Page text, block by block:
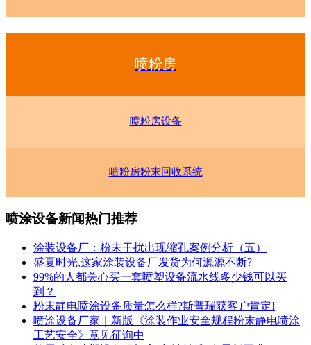
喷粉房
喷粉房设备
喷粉房粉末回收系统
喷涂设备新闻热门推荐
涂装设备厂：粉末干扰出现缩孔案例分析（五）
盛夏时光,这家涂装设备厂发货为何源源不断?
99%的人都关心买一套喷塑设备流水线多少钱可以买
到？
粉末静电喷涂设备质量怎么样?斯普瑞获客户肯定!
喷涂设备厂家｜新版《涂装作业安全规程粉末静电喷涂
工艺安全》意见征询中